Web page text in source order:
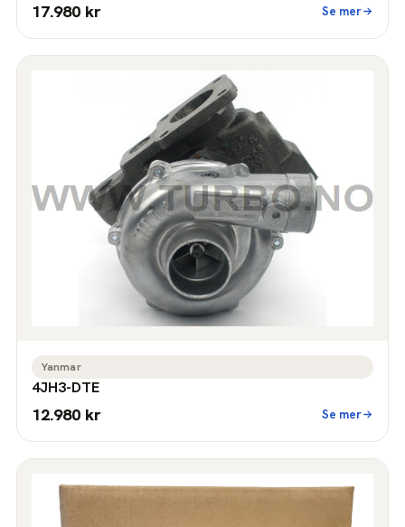
17.980 kr Se mer
Yanmar
4JH3-DTE
12.980 kr Se mer